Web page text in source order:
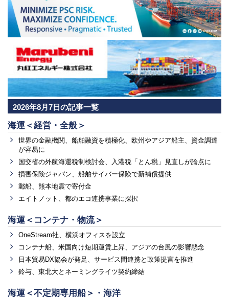
2026年8月7日の記事一覧
海運＜経営・全般＞
世界の金融機関、船舶融資を積極化、欧州やアジア船主、資金調達
が容易に
国交省の外航海運税制検討会、入港税「とん税」見直しが論点に
損害保険ジャパン、船舶サイバー保険で新補償提供
郵船、熊本地震で寄付金
エイトノット、都のエコ連携事業に採択
海運＜コンテナ・物流＞
OneStream社、横浜オフィスを設立
コンテナ船、米国向け短期運賃上昇、アジアの台風の影響懸念
日本貿易DX協会が発足、サービス間連携と政策提言を推進
鈴与、東北大とネーミングライツ契約締結
海運＜不定期専用船＞・海洋